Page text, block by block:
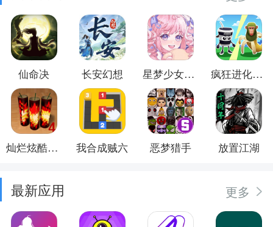
仙命决 长安幻想 星梦少女换装 疯狂进化防卫战
灿烂炫酷模拟器 我合成贼六 恶梦猎手 放置江湖
最新应用 更多